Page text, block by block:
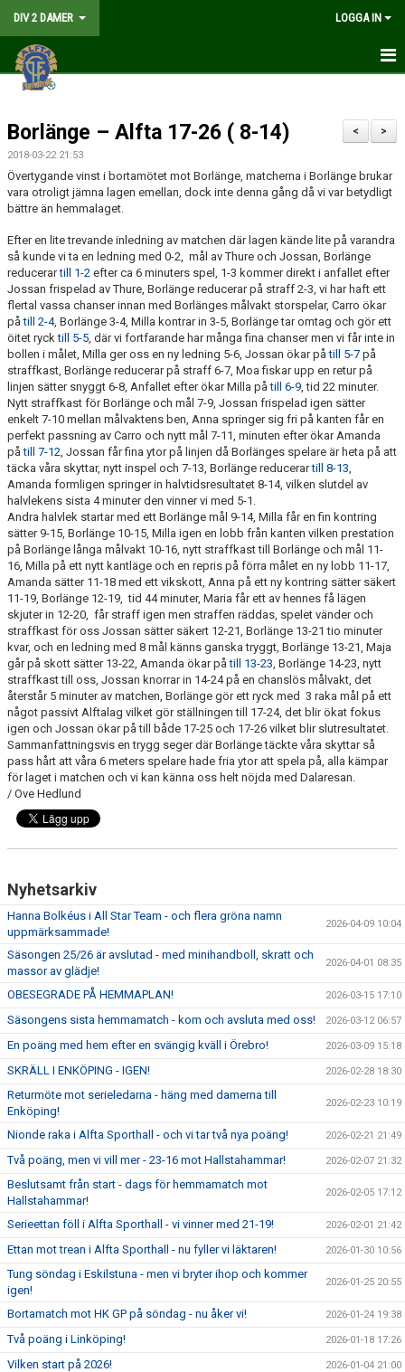
DIV 2 DAMER LOGGA IN
HEM
NYHETER
GÅ PÅ MATCH
MATCHER
KALENDER
TRUPPEN
DOKUMENT
KONTAKT
LIVESÄNDNING
TABELL
>
<
Borlänge – Alfta 17-26 ( 8-14)
2018-03-22 21:53
Övertygande vinst i bortamötet mot Borlänge, matcherna i Borlänge brukar
vara otroligt jämna lagen emellan, dock inte denna gång då vi var betydligt
bättre än hemmalaget.
Efter en lite trevande inledning av matchen där lagen kände lite på varandra
så kunde vi ta en ledning med 0-2, mål av Thure och Jossan, Borlänge
reducerartill 1-2 efter ca 6 minuters spel, 1-3 kommer direkt i anfallet efter
Jossan frispelad av Thure, Borlänge reducerar på straff 2-3, vi har haft ett
flertal vassa chanser innan med Borlänges målvakt storspelar, Carro ökar
påtill 2-4, Borlänge 3-4, Milla kontrar in 3-5, Borlänge tar omtag och gör ett
öitet rycktill 5-5, där vi fortfarande har många fina chanser men vi får inte in
bollen i målet, Milla ger oss en ny ledning 5-6, Jossan ökar påtill 5-7 på
straffkast, Borlänge reducerar på straff 6-7, Moa fiskar upp en retur på
linjen sätter snyggt 6-8, Anfallet efter ökar Milla påtill 6-9, tid 22 minuter.
Nytt straffkast för Borlänge och mål 7-9, Jossan frispelad igen sätter
enkelt 7-10 mellan målvaktens ben, Anna springer sig fri på kanten får en
perfekt passning av Carro och nytt mål 7-11, minuten efter ökar Amanda
påtill 7-12, Jossan får fina ytor på linjen då Borlänges spelare är heta på att
täcka våra skyttar, nytt inspel och 7-13, Borlänge reducerartill 8-13,
Amanda formligen springer in halvtidsresultatet 8-14, vilken slutdel av
halvlekens sista 4 minuter den vinner vi med 5-1.
Andra halvlek startar med ett Borlänge mål 9-14, Milla får en fin kontring
sätter 9-15, Borlänge 10-15, Milla igen en lobb från kanten vilken prestation
på Borlänge långa målvakt 10-16, nytt straffkast till Borlänge och mål 11-
16, Milla på ett nytt kantläge och en repris på förra målet en ny lobb 11-17,
Amanda sätter 11-18 med ett vikskott, Anna på ett ny kontring sätter säkert
11-19, Borlänge 12-19, tid 44 minuter, Maria får ett av hennes få lägen
skjuter in 12-20, får straff igen men straffen räddas, spelet vänder och
straffkast för oss Jossan sätter säkert 12-21, Borlänge 13-21 tio minuter
kvar, och en ledning med 8 mål känns ganska tryggt, Borlänge 13-21, Maja
går på skott sätter 13-22, Amanda ökar påtill 13-23, Borlänge 14-23, nytt
straffkast till oss, Jossan knorrar in 14-24 på en chanslös målvakt, det
återstår 5 minuter av matchen, Borlänge gör ett ryck med 3 raka mål på ett
något passivt Alftalag vilket gör ställningen till 17-24, det blir ökat fokus
igen och Jossan ökar på till både 17-25 och 17-26 vilket blir slutresultatet.
Sammanfattningsvis en trygg seger där Borlänge täckte våra skyttar så
pass hårt att våra 6 meters spelare hade fria ytor att spela på, alla kämpar
för laget i matchen och vi kan känna oss helt nöjda med Dalaresan.
/ Ove Hedlund
Nyhetsarkiv
Hanna Bolkéus i All Star Team - och flera gröna namn
uppmärksammade!
2026-04-09 10:04
Säsongen 25/26 är avslutad - med minihandboll, skratt och
massor av glädje!
2026-04-01 08:35
OBESEGRADE PÅ HEMMAPLAN! 2026-03-15 17:10
Säsongens sista hemmamatch - kom och avsluta med oss! 2026-03-12 06:57
En poäng med hem efter en svängig kväll i Örebro! 2026-03-09 15:18
SKRÄLL I ENKÖPING - IGEN! 2026-02-28 18:30
Returmöte mot serieledarna - häng med damerna till
Enköping!
2026-02-23 10:19
Nionde raka i Alfta Sporthall - och vi tar två nya poäng! 2026-02-21 21:49
Två poäng, men vi vill mer - 23-16 mot Hallstahammar! 2026-02-07 21:32
Beslutsamt från start - dags för hemmamatch mot
Hallstahammar!
2026-02-05 17:12
Serieettan föll i Alfta Sporthall - vi vinner med 21-19! 2026-02-01 21:42
Ettan mot trean i Alfta Sporthall - nu fyller vi läktaren! 2026-01-30 10:56
Tung söndag i Eskilstuna - men vi bryter ihop och kommer
igen!
2026-01-25 20:55
Bortamatch mot HK GP på söndag - nu åker vi! 2026-01-24 19:38
Två poäng i Linköping! 2026-01-18 17:26
Vilken start på 2026! 2026-01-04 21:00